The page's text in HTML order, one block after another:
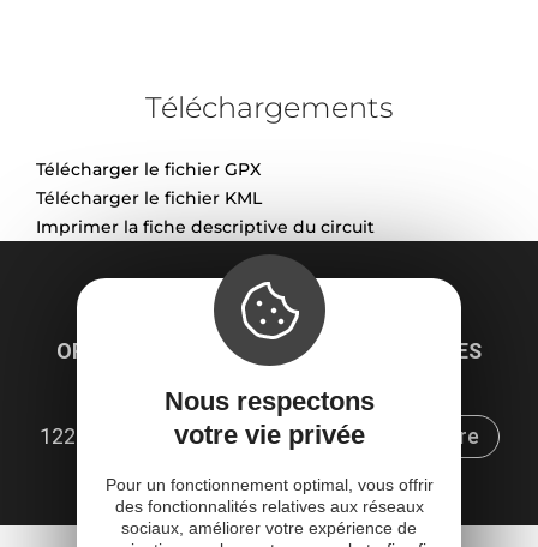
Téléchargements
Télécharger le fichier GPX
Télécharger le fichier KML
Imprimer la fiche descriptive du circuit
Localisation
OFFICE DE TOURISME LARZAC ET VALLÉES
Place du Claux
12230 La Couvertoirade
Obtenir l'itinéraire
Nous respectons
votre vie privée
Pour un fonctionnement optimal, vous offrir
des fonctionnalités relatives aux réseaux
sociaux, améliorer votre expérience de